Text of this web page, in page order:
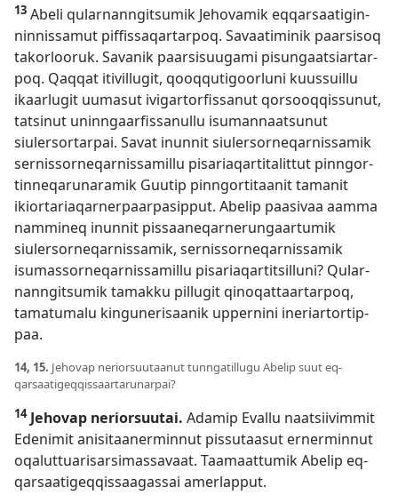
13 Abeli qular­nan­ngitsumik Jehovamik eq­qarsaatigin­
nin­nis­samut pif­fis­saqar­tar­poq. Savaatiminik paarsisoq
takorlooruk. Savanik paarsisuugami pisungaatsiar­tar­
poq. Qaq­qat itivil­lugit, qooq­qutigoorluni kuus­suil­lu
ikaarlugit uumasut ivigar­torfis­sanut qorsooq­qis­sunut,
tatsinut unin­ngaarfis­sanul­lu isuman­naatsunut
siulersor­tar­pai. Savat inun­nit siulersor­neqar­nis­samik
ser­nis­sor­neqar­nis­samil­lu pisariaqar­titalit­tut pin­ngor­
tin­neqarunaramik Guutip pin­ngor­titaanit tamanit
ikior­tariaqar­ner­paar­pasip­put. Abelip paasivaa aam­ma
nam­mineq inun­nit pis­saaneqar­nerungaar­tumik
siulersor­neqar­nis­samik, ser­nis­sor­neqar­nis­samik
isumas­sor­neqar­nis­samil­lu pisariaqar­titsil­luni? Qular­
nan­ngitsumik tamak­ku pil­lugit qinoqat­taar­tar­poq,
tamatumalu kingunerisaanik up­per­nini ineriar­tor­tip­
paa.
14, 15. Jehovap neriorsuutaanut tun­ngatil­lugu Abelip suut eq­
qarsaatigeq­qis­saar­tarunar­pai?
14 Jehovap neriorsuutai. Adamip Eval­lu naatsiivim­mit
Edenimit anisitaanermin­nut pis­sutaasut er­nermin­nut
oqalut­tuarisarsimas­savaat. Taamaat­tumik Abelip eq­
qarsaatigeq­qis­saagas­sai amerlap­put.